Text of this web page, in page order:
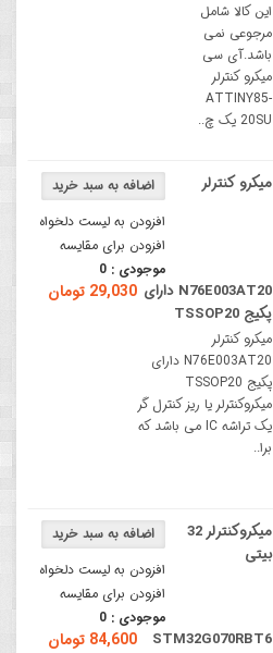
این کالا شامل
مرجوعی نمی
باشد.آی سی
میکرو کنترلر
ATTINY85-
20SU یک چ..
افزودن به لیست دلخواه
افزودن برای مقایسه
موجودی : 0
29,030 تومان
میکرو کنترلر
N76E003AT20 دارای
پکیج TSSOP20
میکرو کنترلر
N76E003AT20 دارای
پکیج TSSOP20
میکروکنترلر یا ریز کنترل گر
یک تراشه IC می باشد که
برا..
افزودن به لیست دلخواه
افزودن برای مقایسه
موجودی : 0
84,600 تومان
میکروکنترلر 32
بیتی
STM32G070RBT6